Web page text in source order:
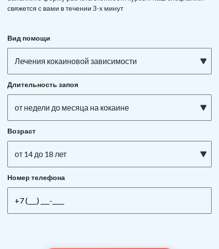
свяжется с вами в течении 3-х минут
Вид помощи
Лечения кокаиновой зависимости
Длительность запоя
от недели до месяца на кокаине
Возраст
от 14 до 18 лет
Номер телефона